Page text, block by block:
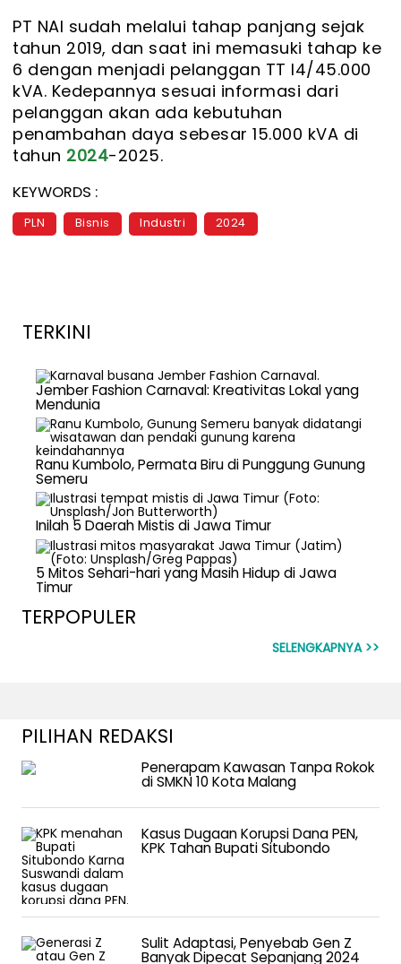
PT NAI sudah melalui tahap panjang sejak
tahun 2019, dan saat ini memasuki tahap ke
6 dengan menjadi pelanggan TT I4/45.000
kVA. Kedepannya sesuai informasi dari
pelanggan akan ada kebutuhan
penambahan daya sebesar 15.000 kVA di
tahun 2024-2025.
KEYWORDS :
PLN Bisnis Industri 2024
TERKINI
Jember Fashion Carnaval: Kreativitas Lokal yang
Mendunia
Ranu Kumbolo, Permata Biru di Punggung Gunung
Semeru
Inilah 5 Daerah Mistis di Jawa Timur
5 Mitos Sehari-hari yang Masih Hidup di Jawa
Timur
TERPOPULER
SELENGKAPNYA >>
PILIHAN REDAKSI
Penerapam Kawasan Tanpa Rokok
di SMKN 10 Kota Malang
Kasus Dugaan Korupsi Dana PEN,
KPK Tahan Bupati Situbondo
Sulit Adaptasi, Penyebab Gen Z
Banyak Dipecat Sepanjang 2024